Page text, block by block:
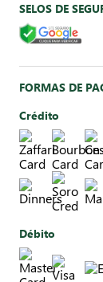
SELOS DE
FORMAS DE
Crédito
Débito